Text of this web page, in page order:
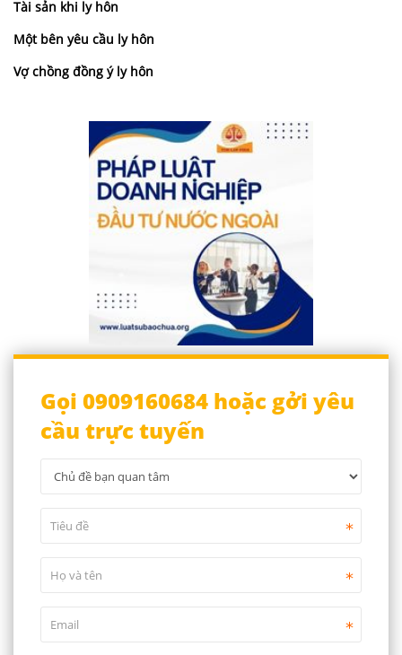
Tài sản khi ly hôn
Một bên yêu cầu ly hôn
Vợ chồng đồng ý ly hôn
Gọi 0909160684 hoặc gởi yêu
cầu trực tuyến